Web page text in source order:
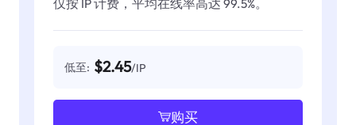
仅按 IP 计费，平均在线率高达 99.5%。
低至: $2.45/IP
购买